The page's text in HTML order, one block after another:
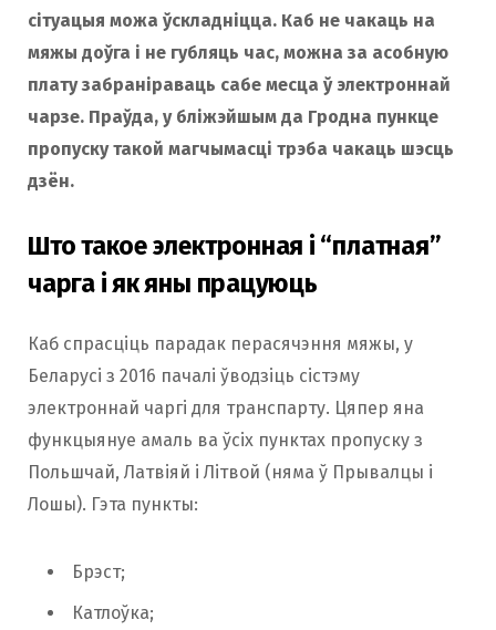
сітуацыя можа ўскладніцца. Каб не чакаць на
мяжы доўга і не губляць час, можна за асобную
плату забраніраваць сабе месца ў электроннай
чарзе. Праўда, у бліжэйшым да Гродна пункце
пропуску такой магчымасці трэба чакаць шэсць
дзён.
Што такое электронная і “платная”
чарга і як яны працуюць
Каб спрасціць парадак перасячэння мяжы, у
Беларусі з 2016 пачалі ўводзіць сістэму
электроннай чаргі для транспарту. Цяпер яна
функцыянуе амаль ва ўсіх пунктах пропуску з
Польшчай, Латвіяй і Літвой (няма ў Прывалцы і
Лошы). Гэта пункты:
Брэст;
Катлоўка;